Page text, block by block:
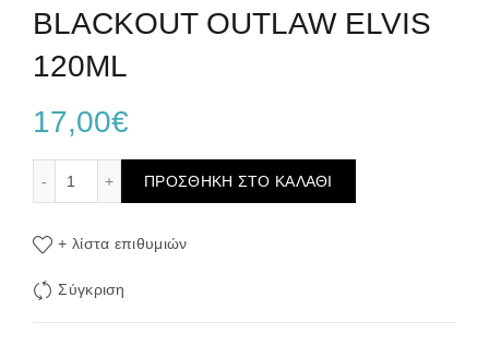
BLACKOUT OUTLAW ELVIS
120ML
17,00€
ΠΡΟΣΘΉΚΗ ΣΤΟ ΚΑΛΆΘΙ
+ λίστα επιθυμιών
Σύγκριση